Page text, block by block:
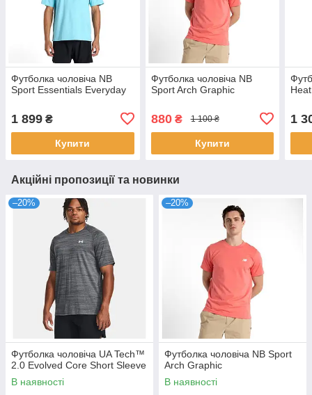
Футболка чоловіча NB
Sport Essentials Everyday
1 899 ₴
Купити
Футболка чоловіча NB
Sport Arch Graphic
880₴ 1 100 ₴
Купити
1
Акційні пропозиції та новинки
–20%
Футболка чоловіча UA Tech™
2.0 Evolved Core Short Sleeve
В наявності
–20%
Футболка чоловіча NB Sport
Arch Graphic
В наявності